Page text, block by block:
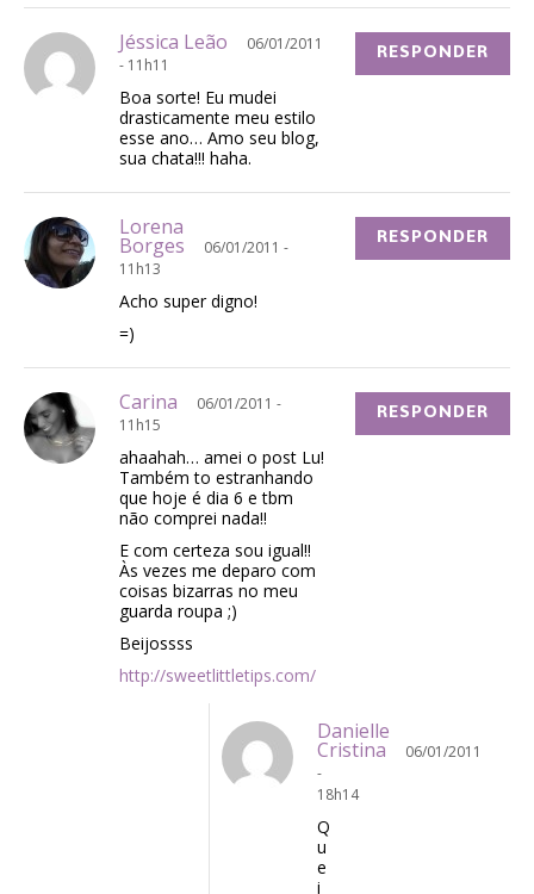
Jéssica Leão
06/01/2011
- 11h11
Boa sorte! Eu mudei
drasticamente meu estilo
esse ano… Amo seu blog,
sua chata!!! haha.
RESPONDER
Lorena
Borges
06/01/2011 -
11h13
Acho super digno!
=)
RESPONDER
Carina
06/01/2011 -
11h15
ahaahah… amei o post Lu!
Também to estranhando
que hoje é dia 6 e tbm
não comprei nada!!
E com certeza sou igual!!
Às vezes me deparo com
coisas bizarras no meu
guarda roupa ;)
Beijossss
http://sweetlittletips.com/
RESPONDER
Danielle
Cristina
06/01/2011
-
18h14
Q
u
e
i